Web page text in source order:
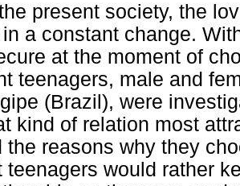
present society, the
in a constant change.
at the moment of
teenagers, male and
(Brazil), were
kind of relation most
the reasons why they
teenagers would rather